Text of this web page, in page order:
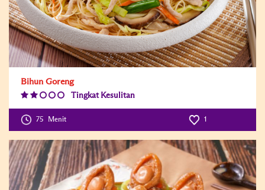
Bihun Goreng
Tingkat Kesulitan
75 Menit 1